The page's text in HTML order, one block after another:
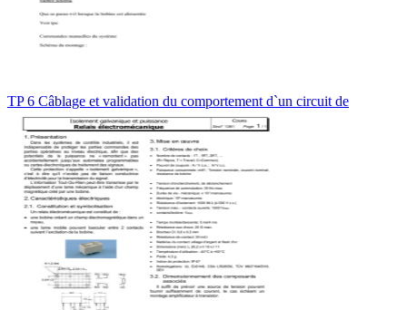
TP 6 Câblage et validation du comportement d`un circuit de